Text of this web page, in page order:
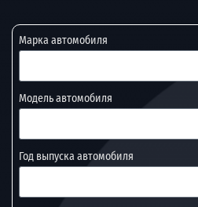
Марка автомобиля
Модель автомобиля
Год выпуска автомобиля